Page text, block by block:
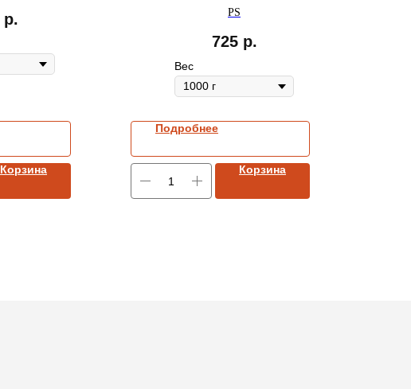
р.
Корзина
PS
725 р.
Вес
Подробнее
Корзина